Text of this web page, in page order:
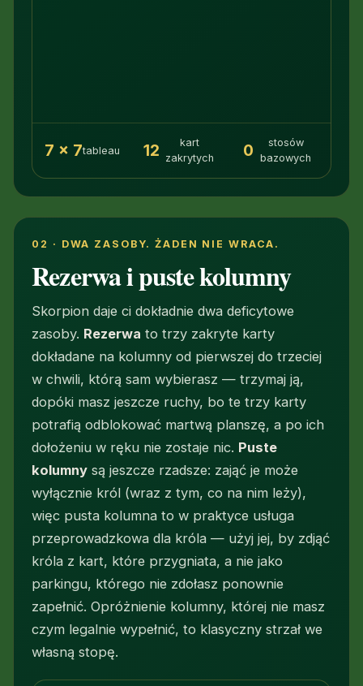
7 × 7tableau 12
kart
zakrytych
0
stosów
bazowych
02 · DWA ZASOBY. ŻADEN NIE WRACA.
Rezerwa i puste kolumny
Skorpion daje ci dokładnie dwa deficytowe
zasoby. Rezerwa to trzy zakryte karty
dokładane na kolumny od pierwszej do trzeciej
w chwili, którą sam wybierasz — trzymaj ją,
dopóki masz jeszcze ruchy, bo te trzy karty
potrafią odblokować martwą planszę, a po ich
dołożeniu w ręku nie zostaje nic. Puste
kolumny są jeszcze rzadsze: zająć je może
wyłącznie król (wraz z tym, co na nim leży),
więc pusta kolumna to w praktyce usługa
przeprowadzkowa dla króla — użyj jej, by zdjąć
króla z kart, które przygniata, a nie jako
parkingu, którego nie zdołasz ponownie
zapełnić. Opróżnienie kolumny, której nie masz
czym legalnie wypełnić, to klasyczny strzał we
własną stopę.